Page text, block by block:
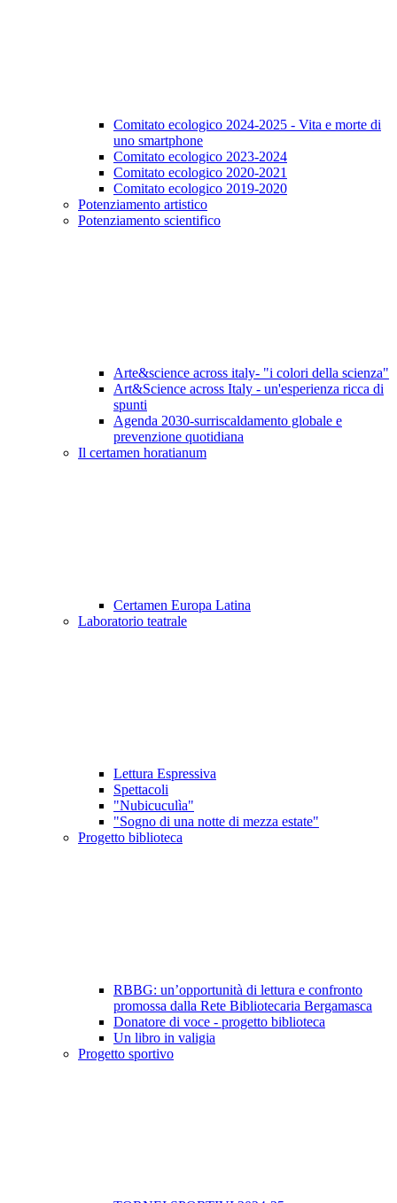
Comitato ecologico 2024-2025 - Vita e morte di
uno smartphone
Comitato ecologico 2023-2024
Comitato ecologico 2020-2021
Comitato ecologico 2019-2020
Potenziamento artistico
Potenziamento scientifico
Arte&science across italy- "i colori della scienza"
Art&Science across Italy - un'esperienza ricca di
spunti
Agenda 2030-surriscaldamento globale e
prevenzione quotidiana
Il certamen horatianum
Certamen Europa Latina
Laboratorio teatrale
Lettura Espressiva
Spettacoli
"Nubicuculìa"
"Sogno di una notte di mezza estate"
Progetto biblioteca
RBBG: un’opportunità di lettura e confronto
promossa dalla Rete Bibliotecaria Bergamasca
Donatore di voce - progetto biblioteca
Un libro in valigia
Progetto sportivo